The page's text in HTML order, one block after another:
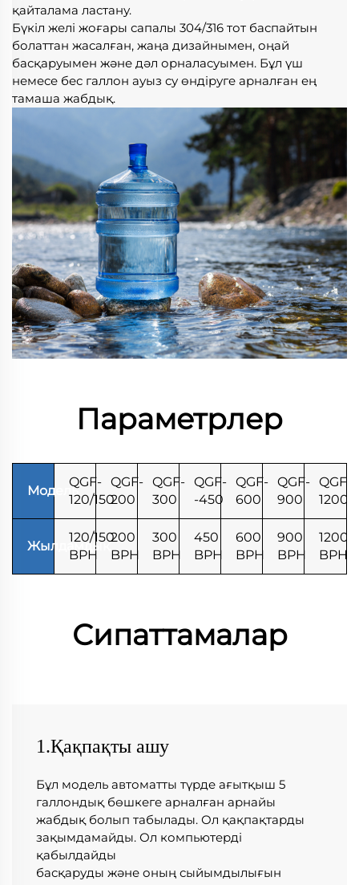
қайталама ластану.
Бүкіл желі жоғары сапалы 304/316 тот баспайтын
болаттан жасалған, жаңа дизайнымен, оңай
басқаруымен және дәл орналасуымен. Бұл үш
немесе бес галлон ауыз су өндіруге арналған ең
тамаша жабдық.
Параметрлер
Модель
QGF-
120/150
QGF-
200
QGF-
300
QGF-
-450
QGF-
600
QGF-
900
QGF-
1200
Жылдамдық
120/150
BPH
200
BPH
300
BPH
450
BPH
600
BPH
900
BPH
1200
BPH
Сипаттамалар
1.Қақпақты ашу
Бұл модель автоматты түрде ағытқыш 5
галлондық бөшкеге арналған арнайы
жабдық болып табылады. Ол қақпақтарды
зақымдамайды. Ол компьютерді
қабылдайды
басқаруды және оның сыйымдылығын